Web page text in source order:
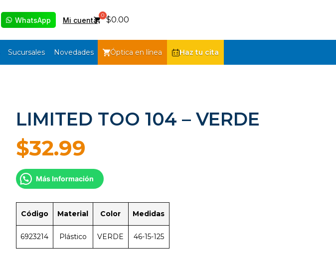
WhatsApp Mi cuenta $0.00
Sucursales Novedades Óptica en línea Haz tu cita
LIMITED TOO 104 – VERDE
$32.99
Más Información
Código Material Color Medidas
6923214 Plástico VERDE 46-15-125